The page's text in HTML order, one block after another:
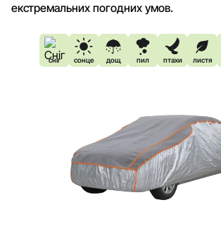
екстремальних погодних умов.
сніг сонце дощ пил птахи листя